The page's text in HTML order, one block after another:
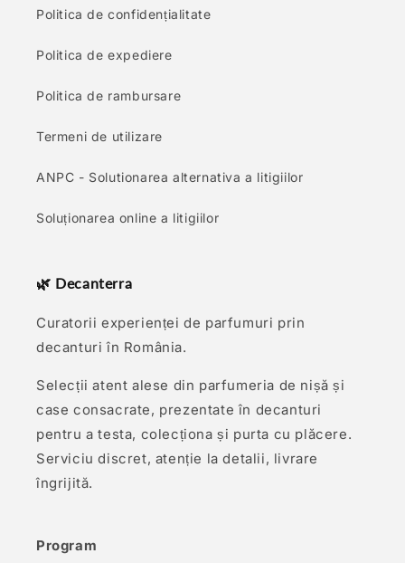
Politica de confidențialitate
Politica de expediere
Politica de rambursare
Termeni de utilizare
ANPC - Solutionarea alternativa a litigiilor
Soluționarea online a litigiilor
🌿 Decanterra
Curatorii experienței de parfumuri prin
decanturi în România.
Selecții atent alese din parfumeria de nișă și
case consacrate, prezentate în decanturi
pentru a testa, colecționa și purta cu plăcere.
Serviciu discret, atenție la detalii, livrare
îngrijită.
Program